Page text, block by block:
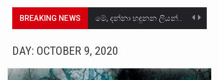
BREAKING NEWS මේ, දන්නා හඳුනන ලියන්නකුගේ නන්නාඳුනන අඩවියක සැරිසරා ලද ආස්වාදනීය මොහොතක සිංහාවලෝකනයකි .කෙටි කවියක දිගු බර…
DAY: OCTOBER 9, 2020